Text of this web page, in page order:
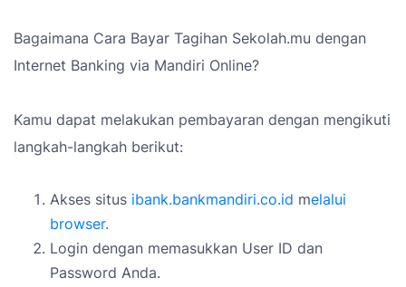
Bagaimana Cara Bayar Tagihan Sekolah.mu dengan
Internet Banking via Mandiri Online?
Kamu dapat melakukan pembayaran dengan mengikuti
langkah-langkah berikut:
Akses situs ibank.bankmandiri.co.id melalui
browser.
Login dengan memasukkan User ID dan
Password Anda.